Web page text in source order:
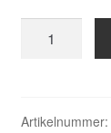
Artikelnummer: